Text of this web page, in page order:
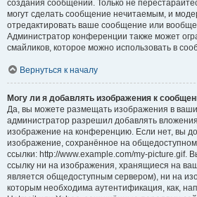
создания сообщений. Только не
могут сделать сообщение нечитаемым, и
отредактировать ваше сообщение или вообще
Администратор конференции также может
смайликов, которое можно использовать в
Вернуться к началу
Могу ли я добавлять изображения к
Да, вы можете размещать изображения в
администратор разрешил добавлять
изображение на конференцию. Если нет, вы
изображение, сохранённое на
ссылки: http://www.example.com/my-picture.gif.
ссылку ни на изображения, хранящиеся на
является общедоступным сервером), ни на
которым необходима аутентификация, как,